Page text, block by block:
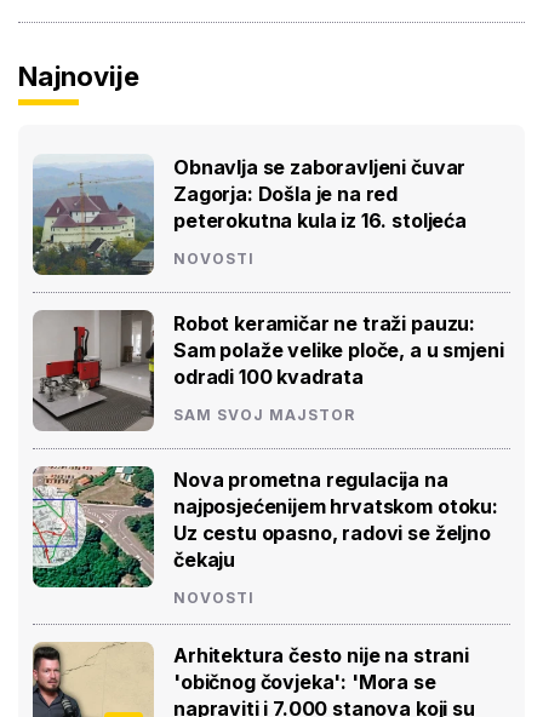
Najnovije
Obnavlja se zaboravljeni čuvar
Zagorja: Došla je na red
peterokutna kula iz 16. stoljeća
NOVOSTI
Robot keramičar ne traži pauzu:
Sam polaže velike ploče, a u smjeni
odradi 100 kvadrata
SAM SVOJ MAJSTOR
Nova prometna regulacija na
najposjećenijem hrvatskom otoku:
Uz cestu opasno, radovi se željno
čekaju
NOVOSTI
Arhitektura često nije na strani
'običnog čovjeka': 'Mora se
napraviti i 7.000 stanova koji su